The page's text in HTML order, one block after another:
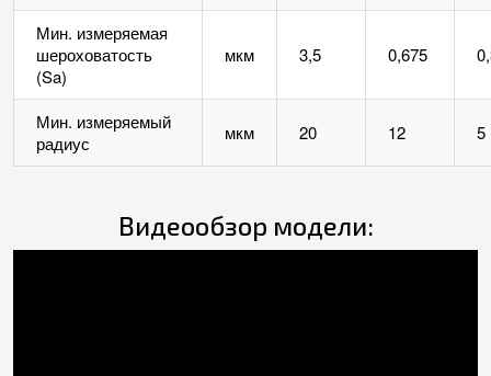
Мин. измеряемая
шероховатость
(Sa)
мкм 3,5 0,675
Мин. измеряемый
радиус
мкм 20 12 5
Видеообзор модели: